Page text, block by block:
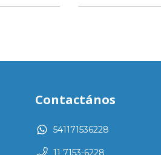
Contactános
541171536228
11 7153-6228